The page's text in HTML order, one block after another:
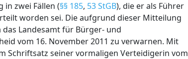
zwei Fällen (§§ 185, 53 StGB), die er als Führer
worden sei. Die aufgrund dieser Mitteilung
Landesamt für Bürger- und
vom 16. November 2011 zu verwarnen. Mit
Schriftsatz seiner vormaligen Verteidigerin vom